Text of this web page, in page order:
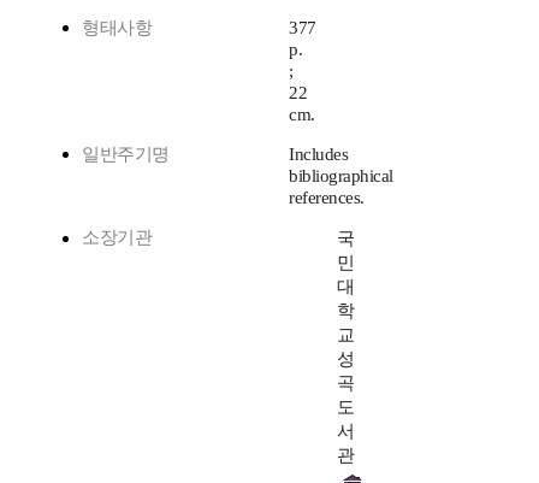
형태사항
377
p.
;
22
cm.
일반주기명
Includes
bibliographical
references.
소장기관
국
민
대
학
교
성
곡
도
서
관